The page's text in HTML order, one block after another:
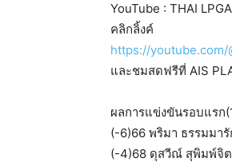
YouTube : THAI
คลิกลิ้งค์
https://youtube.com/
และชมสดฟรีที่ AIS
ผลการแข่งขันรอบแรก
(-6)66 พริมา ธรรมมา
(-4)68 ดุสวีณ์ สุพิมพ์จิ